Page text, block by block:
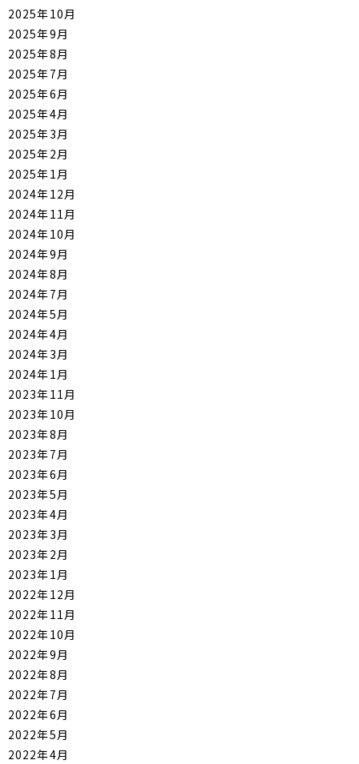
2025年10月
2025年9月
2025年8月
2025年7月
2025年6月
2025年4月
2025年3月
2025年2月
2025年1月
2024年12月
2024年11月
2024年10月
2024年9月
2024年8月
2024年7月
2024年5月
2024年4月
2024年3月
2024年1月
2023年11月
2023年10月
2023年8月
2023年7月
2023年6月
2023年5月
2023年4月
2023年3月
2023年2月
2023年1月
2022年12月
2022年11月
2022年10月
2022年9月
2022年8月
2022年7月
2022年6月
2022年5月
2022年4月